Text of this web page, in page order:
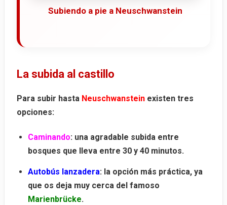
Subiendo a pie a Neuschwanstein
La subida al castillo
Para subir hasta Neuschwanstein existen tres
opciones:
Caminando: una agradable subida entre
bosques que lleva entre 30 y 40 minutos.
Autobús lanzadera: la opción más práctica, ya
que os deja muy cerca del famoso
Marienbrücke.